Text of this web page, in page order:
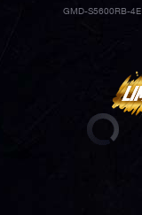
GMD-S5600RB-4E